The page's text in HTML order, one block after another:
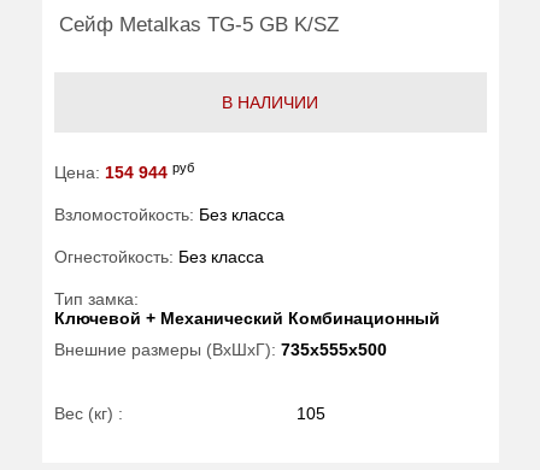
Сейф Metalkas TG-5 GB K/SZ
В НАЛИЧИИ
Цена: 154 944 руб
Взломостойкость: Без класса
Огнестойкость: Без класса
Тип замка:
Ключевой + Механический Комбинационный
Внешние размеры (ВхШхГ): 735x555x500
Вес (кг) : 105